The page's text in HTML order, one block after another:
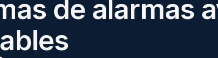
de alarmas